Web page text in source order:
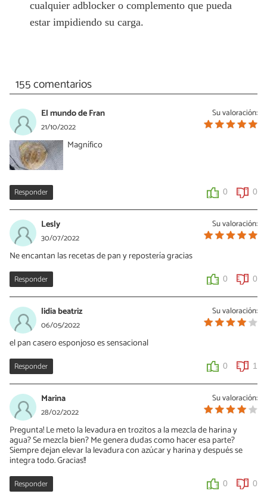
cualquier adblocker o complemento que pueda
estar impidiendo su carga.
155 comentarios
Su valoración:
El mundo de Fran
21/10/2022
Magnífico
Responder 0 0
Su valoración:
Lesly
30/07/2022
Ne encantan las recetas de pan y repostería gracias
Responder 0 0
Su valoración:
lidia beatriz
06/05/2022
el pan casero esponjoso es sensacional
Responder 0 1
Su valoración:
Marina
28/02/2022
Pregunta! Le meto la levadura en trozitos a la mezcla de harina y
agua? Se mezcla bien? Me genera dudas como hacer esa parte?
Siempre dejan elevar la levadura con azúcar y harina y después se
integra todo. Gracias!!
Responder 0 0